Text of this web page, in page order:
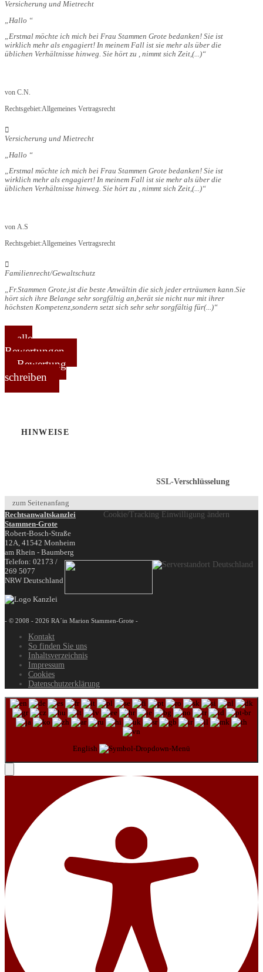
Versicherung und Mietrecht
Hallo
Erstmal möchte ich mich bei Frau Stammen Grote bedanken! Sie ist
wirklich mehr als engagiert! In meinem Fall ist sie mehr als über die
üblichen Verhältnisse hinweg. Sie hört zu , nimmt sich Zeit,(...)
von C.N.
Rechtsgebiet:Allgemeines Vertragsrecht
Versicherung und Mietrecht
Hallo
Erstmal möchte ich mich bei Frau Stammen Grote bedanken! Sie ist
wirklich mehr als engagiert! In meinem Fall ist sie mehr als über die
üblichen Verhältnisse hinweg. Sie hört zu , nimmt sich Zeit,(...)
von A.S
Rechtsgebiet:Allgemeines Vertragsrecht
Familienrecht/Gewaltschutz
Fr.Stammen Grote,ist die beste Anwältin die sich jeder erträumen kann.Sie
hört sich ihre Belange sehr sorgfältig an,berät sie nicht nur mit ihrer
höchsten Kompetenz,sondern setzt sich sehr sehr sorgfältig für(...)
alle
Bewertungen
Bewertung
schreiben
HINWEISE
SSL-Verschlüsselung
Cookie/Tracking Einwilligung ändern
zum Seitenanfang
Rechtsanwaltskanzlei
Stammen-Grote
Robert-Bosch-Straße
12A, 41542 Monheim
am Rhein - Baumberg
Telefon: 02173 /
269 5077
NRW Deutschland
- © 2008 - 2026 RA´in Marion Stammen-Grote -
Kontakt
So finden Sie uns
Inhaltsverzeichnis
Impressum
Cookies
Datenschutzerklärung
English